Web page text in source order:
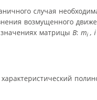
случая
возмущенного
матрицы B: mi, i